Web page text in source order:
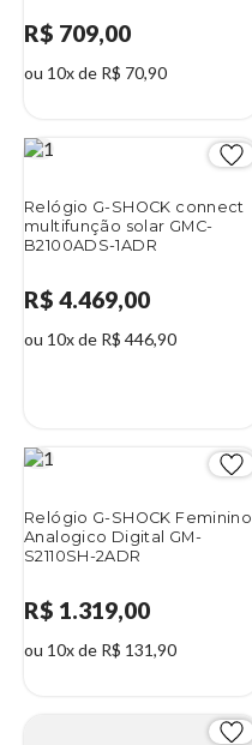
R$ 709,00
ou 10x de R$ 70,90
Relógio G-SHOCK connect
multifunção solar GMC-
B2100ADS-1ADR
R$ 4.469,00
ou 10x de R$ 446,90
Relógio G-SHOCK Feminino
Analogico Digital GM-
S2110SH-2ADR
R$ 1.319,00
ou 10x de R$ 131,90